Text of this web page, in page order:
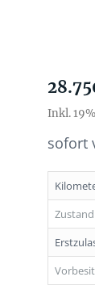
Inkl.
sofort
Zustand